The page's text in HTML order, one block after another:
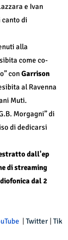
e Ivan
di
alla
come co-
conGarrison
al Ravenna
Muti.
Morgagni” di
di dedicarsi
dall'ep
di streaming
dal 2
Twitter Tik